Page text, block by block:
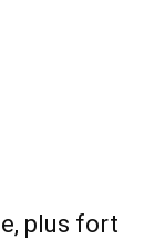
plus fort